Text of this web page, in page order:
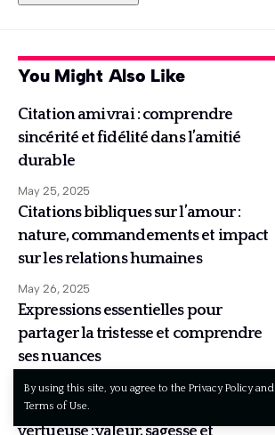
By using this site, you agree to the Privacy Policy and
Terms of Use.
You Might Also Like
Citation ami vrai : comprendre
sincérité et fidélité dans l’amitié
durable
May 25, 2025
Citations bibliques sur l’amour :
nature, commandements et impact
sur les relations humaines
May 26, 2025
Expressions essentielles pour
partager la tristesse et comprendre
ses nuances
June 19, 2025
Texte biblique sur la femme